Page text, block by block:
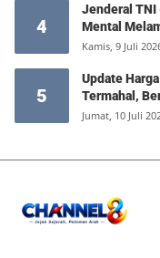
4
Jenderal TNI
Mental
Kamis, 9 Juli
5
Update
Termahal,
Jumat, 10 Juli